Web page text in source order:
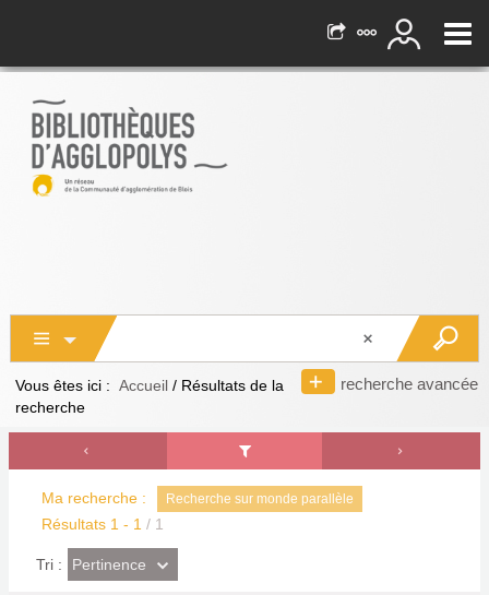
recherche avancée
Vous êtes ici : Accueil / Résultats de la
recherche
Ma recherche : Recherche sur monde parallèle
Résultats 1 - 1 / 1
Tri : (Effet
imédiat)
Pertinence